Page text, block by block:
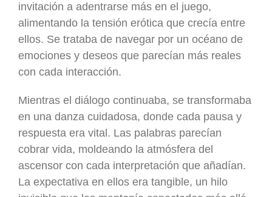
invitación a adentrarse más en el juego,
alimentando la tensión erótica que crecía entre
ellos. Se trataba de navegar por un océano de
emociones y deseos que parecían más reales
con cada interacción.
Mientras el diálogo continuaba, se transformaba
en una danza cuidadosa, donde cada pausa y
respuesta era vital. Las palabras parecían
cobrar vida, moldeando la atmósfera del
ascensor con cada interpretación que añadían.
La expectativa en ellos era tangible, un hilo